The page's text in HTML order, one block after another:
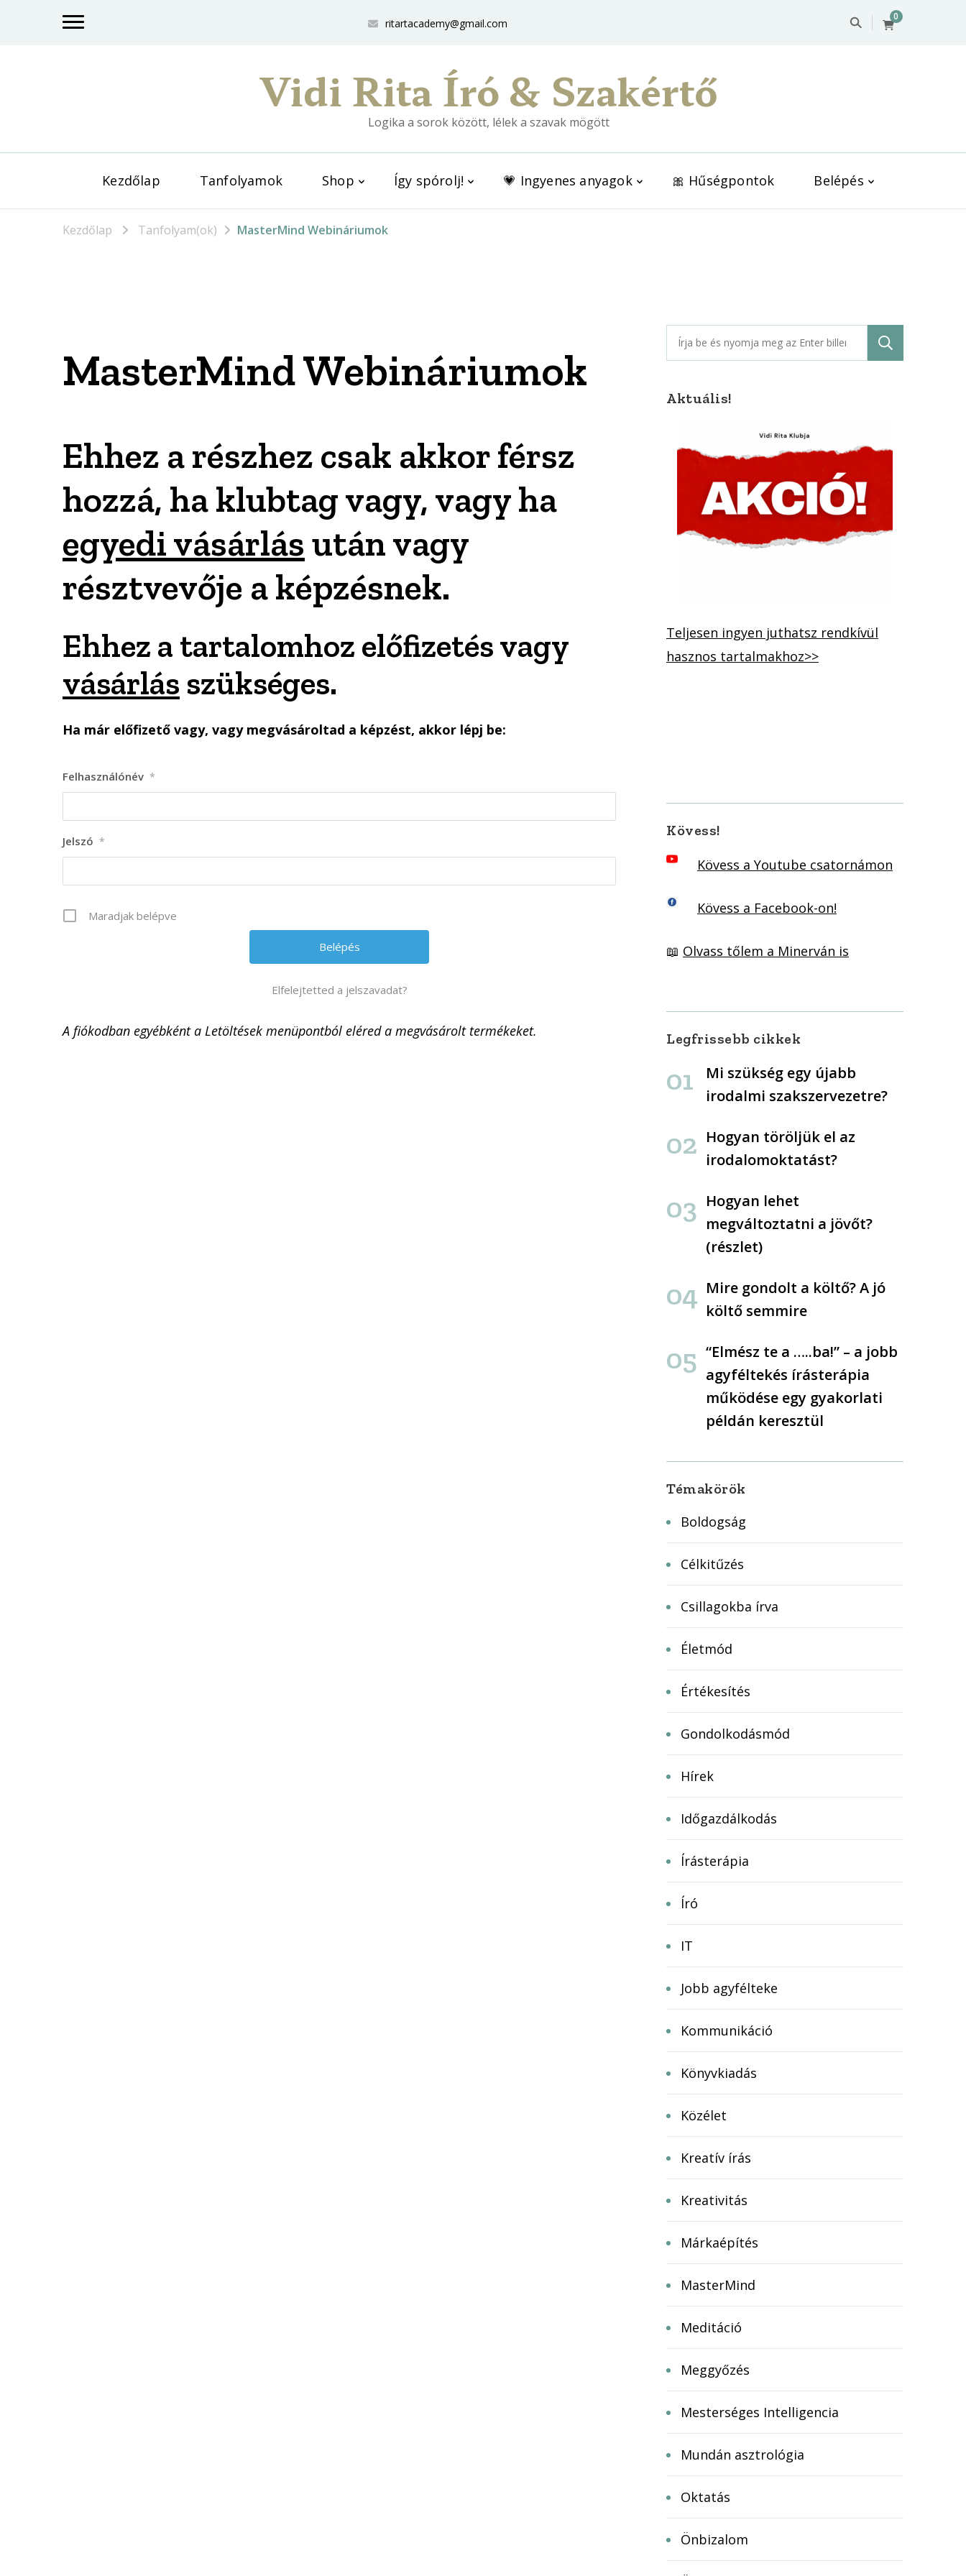
ritartacademy@gmail.com
0
Vidi Rita Író & Szakértő
Logika a sorok között, lélek a szavak mögött
Kezdőlap Tanfolyamok Shop Így spórolj! 💗 Ingyenes anyagok 🎀 Hűségpontok Belépés
Kezdőlap Tanfolyam(ok) MasterMind Webináriumok
MasterMind Webináriumok
Ehhez a részhez csak akkor férsz
hozzá, ha klubtag vagy, vagy ha
egyedi vásárlás után vagy
résztvevője a képzésnek.
Ehhez a tartalomhoz előfizetés vagy
vásárlás szükséges.
Ha már előfizető vagy, vagy megvásároltad a képzést, akkor lépj be:
Felhasználónév *
Jelszó *
Maradjak belépve
Elfelejtetted a jelszavadat?
A fiókodban egyébként a Letöltések menüpontból eléred a megvásárolt termékeket.
Keresés:
Aktuális!
Teljesen ingyen juthatsz rendkívül
hasznos tartalmakhoz>>
Kövess!
Kövess a Youtube csatornámon
Kövess a Facebook-on!
📖 Olvass tőlem a Minerván is
Legfrissebb cikkek
Mi szükség egy újabb
irodalmi szakszervezetre?
Hogyan töröljük el az
irodalomoktatást?
Hogyan lehet
megváltoztatni a jövőt?
(részlet)
Mire gondolt a költő? A jó
költő semmire
“Elmész te a …..ba!” – a jobb
agyféltekés írásterápia
működése egy gyakorlati
példán keresztül
Témakörök
Boldogság
Célkitűzés
Csillagokba írva
Életmód
Értékesítés
Gondolkodásmód
Hírek
Időgazdálkodás
Írásterápia
Író
IT
Jobb agyfélteke
Kommunikáció
Könyvkiadás
Közélet
Kreatív írás
Kreativitás
Márkaépítés
MasterMind
Meditáció
Meggyőzés
Mesterséges Intelligencia
Mundán asztrológia
Oktatás
Önbizalom